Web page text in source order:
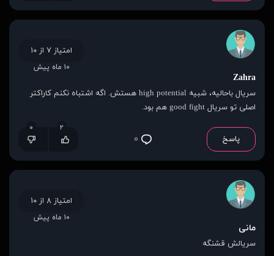
Zahra
سریال باحالیه، شبیه high potential هستش. اگه اشتباه نکنم کاراکتر
اصلی تو سریال good fight هم بود.
پاسخ ۰
۲ ۰
امتیاز ۷ از ۱۰
۱۰ ماه پیش
مانی
سریالش قشنگه
امتیاز ۸ از ۱۰
۱۰ ماه پیش